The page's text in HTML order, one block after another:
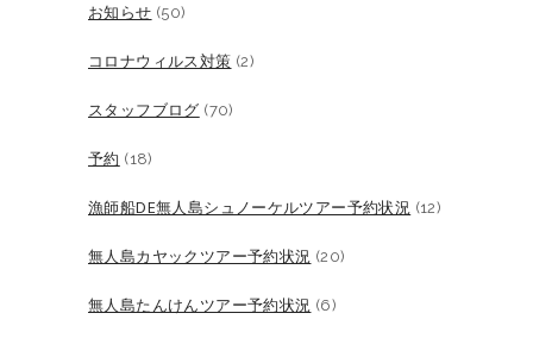
お知らせ (50)
コロナウィルス対策 (2)
スタッフブログ (70)
予約 (18)
漁師船DE無人島シュノーケルツアー予約状況 (12)
無人島カヤックツアー予約状況 (20)
無人島たんけんツアー予約状況 (6)